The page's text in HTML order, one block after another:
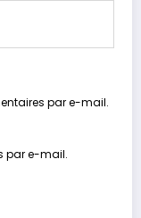
par e-mail.
par e-mail.